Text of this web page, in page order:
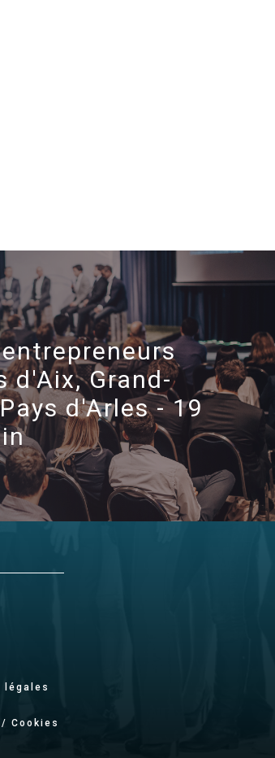
d'Aix, Grand-
d'Arles - 19
légales
Cookies